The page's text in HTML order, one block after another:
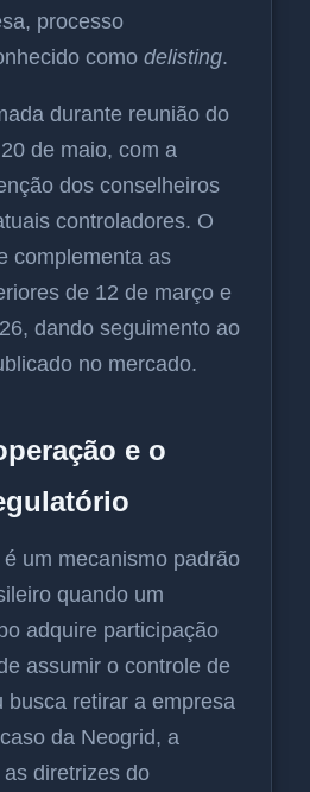
processo
como delisting.
durante reunião do
de maio, com a
dos conselheiros
controladores. O
complementa as
de 12 de março e
dando seguimento ao
no mercado.
e o
um mecanismo padrão
quando um
adquire participação
assumir o controle de
busca retirar a empresa
da Neogrid, a
diretrizes do